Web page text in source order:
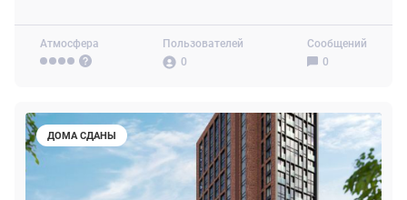
Атмосфера
Пользователей
0
Сообщений
0
ДОМА СДАНЫ